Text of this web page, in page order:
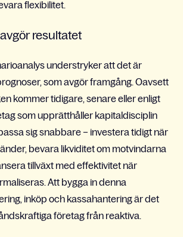
flexibilitet.
resultatet
understryker att det är
som avgör framgång. Oavsett
kommer tidigare, senare eller enligt
som upprätthåller kapitaldisciplin
sig snabbare – investera tidigt när
bevara likviditet om motvindarna
tillväxt med effektivitet när
Att bygga in denna
inköp och kassahantering är det
företag från reaktiva.